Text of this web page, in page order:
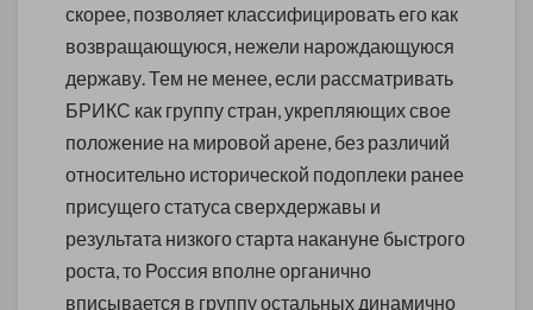
скорее, позволяет классифицировать его как
возвращающуюся, нежели нарождающуюся
державу. Тем не менее, если рассматривать
БРИКС как группу стран, укрепляющих свое
положение на мировой арене, без различий
относительно исторической подоплеки ранее
присущего статуса сверхдержавы и
результата низкого старта накануне быстрого
роста, то Россия вполне органично
вписывается в группу остальных динамично